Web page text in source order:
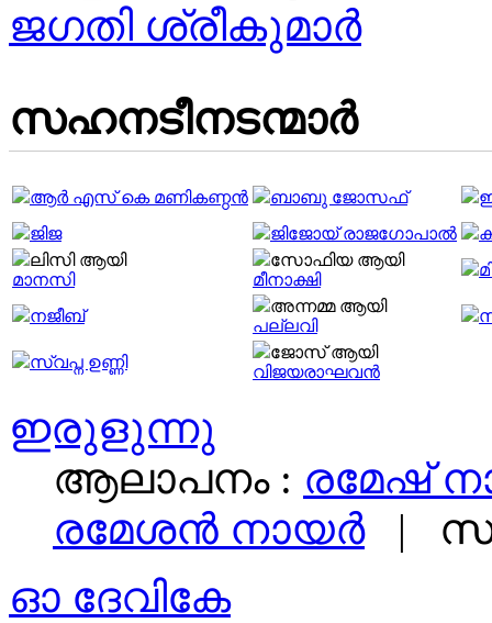
ജഗതി ശ്രീകുമാര്‍
സഹനടീനടന്മാര്‍
ആര്‍ എസ് കെ മണികണ്ഠന്‍ ബാബു ജോസഫ്‌
ജിജ
ജിജോയ് രാജഗോപാല്‍
ലിസി ആയി
മാനസി
സോഫിയ ആയി
മീനാക്ഷി
നജീബ്
അന്നമ്മ ആയി
പല്ലവി
സ്വപ്ന ഉണ്ണി
ജോസ് ആയി
വിജയരാഘവൻ
ഇരുളുന്നു
ആലാപനം : രമേഷ്
രമേശന്‍ നായര്‍|
ഓ ദേവികേ